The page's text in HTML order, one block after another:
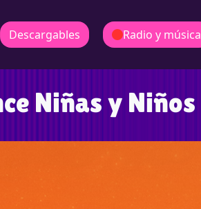
Descargables Radio y música
Niñas y Niños